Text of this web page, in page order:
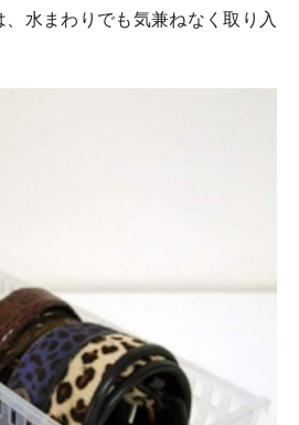
、水まわりでも気兼ねなく取り入